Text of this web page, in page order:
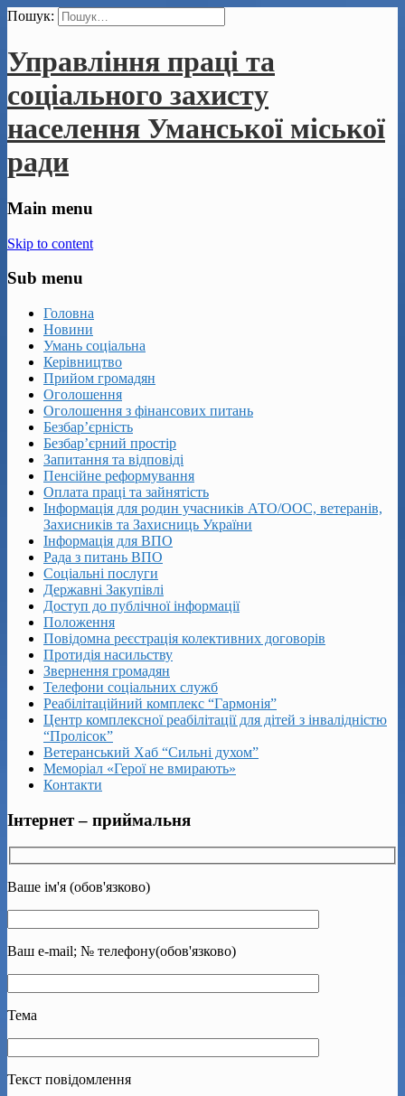
Пошук:
Управління праці та
соціального захисту
населення Уманської міської
ради
Main menu
Skip to content
Sub menu
Головна
Новини
Умань соціальна
Керівництво
Прийом громадян
Оголошення
Оголошення з фінансових питань
Безбар’єрність
Безбар’єрний простір
Запитання та відповіді
Пенсійне реформування
Оплата праці та зайнятість
Інформація для родин учасників АТО/ООС, ветеранів,
Захисників та Захисниць України
Інформація для ВПО
Рада з питань ВПО
Соціальні послуги
Державні Закупівлі
Доступ до публічної інформації
Положення
Повідомна реєстрація колективних договорів
Протидія насильству
Звернення громадян
Телефони соціальних служб
Реабілітаційний комплекс “Гармонія”
Центр комплексної реабілітації для дітей з інвалідністю
“Пролісок”
Ветеранський Хаб “Сильні духом”
Меморіал «Герої не вмирають»
Контакти
Інтернет – приймальня
Ваше ім'я (обов'язково)
Ваш e-mail; № телефону(обов'язково)
Тема
Текст повідомлення